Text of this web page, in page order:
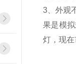
3、外观
果是模
灯，现